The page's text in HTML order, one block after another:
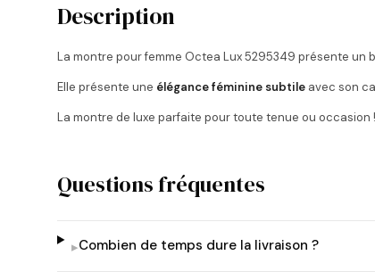
Description
La montre pour femme Octea Lux 5295349 présente un
Elle présente une élégance féminine subtile avec son
La montre de luxe parfaite pour toute tenue ou occasion !
Questions fréquentes
▸Combien de temps dure la livraison ?